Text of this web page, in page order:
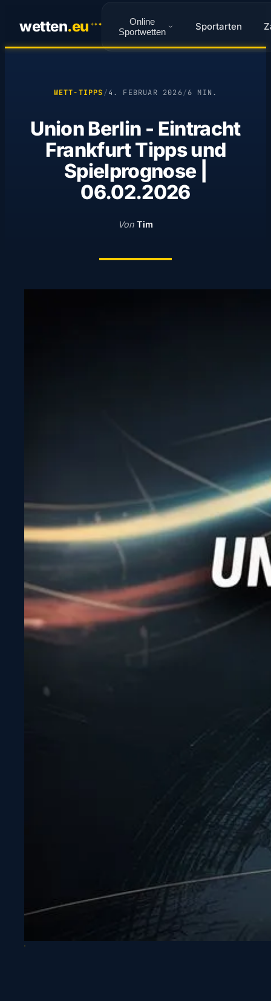
wetten.eu ✦✦ ✦
Online
Sportwetten
Sportarten
WETT-TIPPS/4. FEBRUAR 2026/6 MIN.
Union Berlin - Eintracht
Frankfurt Tipps und
Spielprognose |
06.02.2026
Von Tim